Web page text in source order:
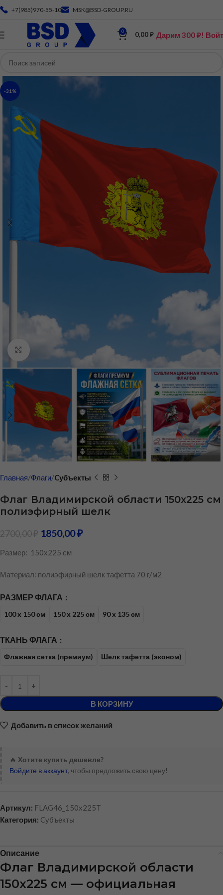
+7(985)970-55-10 MSK@BSD-GROUP.RU
0 0,00₽ Дарим 300 ₽!
-31%
Нажмите, чтобы увеличить
Главная Флаги Cубъекты
Флаг Владимирской области 150х225 см
полиэфирный шелк
2700,00₽ 1850,00₽
Размер: 150х225 см
Материал: полиэфирный шелк тафетта 70 г/м2
РАЗМЕР ФЛАГА
100 х 150 см 150 х 225 см 90 х 135 см
ТКАНЬ ФЛАГА
Флажная сетка (премиум) Шелк тафетта (эконом)
В КОРЗИНУ
Добавить в список желаний
🔥 Хотите купить дешевле?
Войдите в аккаунт, чтобы предложить свою цену!
Артикул: FLAG46_150x225T
Категория: Cубъекты
Описание
Флаг Владимирской области
150х225 см — официальная